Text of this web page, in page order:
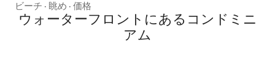
ビーチ · 眺め · 価格
ウォーターフロントにあるコンドミニ
アム